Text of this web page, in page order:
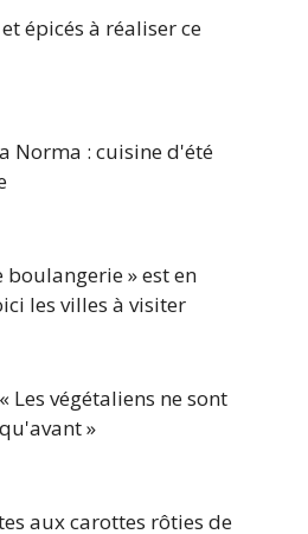
épicés à réaliser ce
Norma : cuisine d'été
boulangerie » est en
les villes à visiter
Les végétaliens ne sont
»
aux carottes rôties de